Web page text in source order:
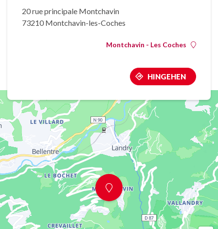
20 rue principale Montchavin
73210 Montchavin-les-Coches
Montchavin - Les Coches
HINGEHEN